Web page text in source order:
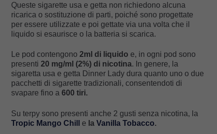
Queste sigarette usa e getta non richiedono alcuna
ricarica o sostituzione di parti, poiché sono progettate
per essere utilizzate e poi gettate via una volta che il
liquido si esaurisce o la batteria si scarica.
Le pod contengono 2ml di liquido e, in ogni pod sono
presenti 20 mg/ml (2%) di nicotina. In genere, la
sigaretta usa e getta Dinner Lady dura quanto uno o due
pacchetti di sigarette tradizionali, consentendoti di
svapare fino a 600 tiri.
Su terpy sono presenti anche 2 gusti senza nicotina, la
Tropic Mango Chill
e la Vanilla Tobacco.